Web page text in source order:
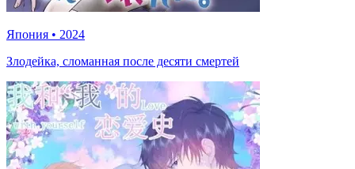
Япония • 2024
Злодейка, сломанная после десяти смертей